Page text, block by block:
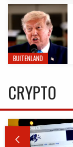
BUITENLAND
CRYPTO
